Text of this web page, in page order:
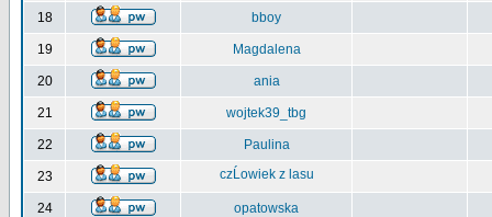
18 bboy
19 Magdalena
20 ania
21 wojtek39_tbg
22 Paulina
23 czĹowiek z lasu
24 opatowska